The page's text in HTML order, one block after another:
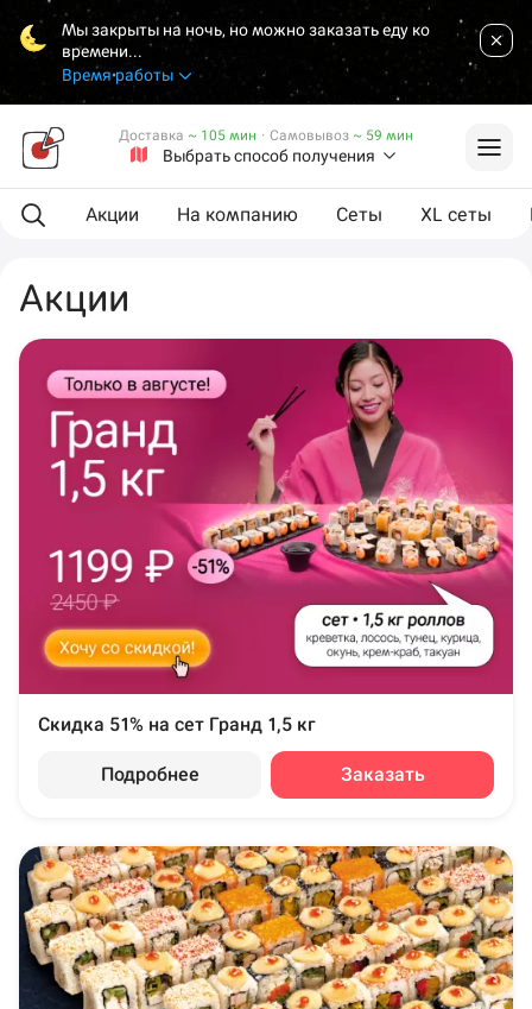
Мы закрыты на ночь, но можно заказать еду ко
времени...
Время работы
Выбрать способ получения
Доставка ~ 105 мин · Самовывоз ~ 59 мин
Акции На компанию Сеты XL сеты
Акции
Скидка 51% на сет Гранд 1,5 кг
Подробнее Заказать